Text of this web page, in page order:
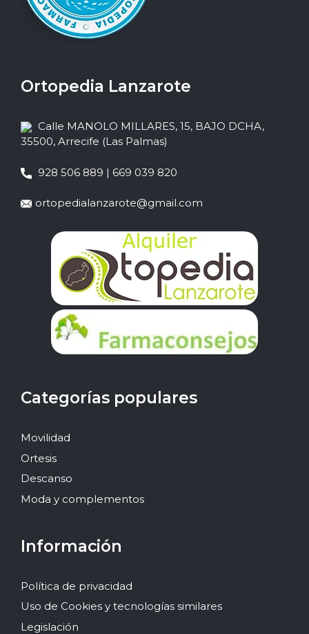
Ortopedia Lanzarote
Calle MANOLO MILLARES, 15, BAJO DCHA,
35500, Arrecife (Las Palmas)
928 506 889 | 669 039 820
ortopedialanzarote@gmail.com
Categorías populares
Movilidad
Ortesis
Descanso
Moda y complementos
Información
Política de privacidad
Uso de Cookies y tecnologías similares
Legislación